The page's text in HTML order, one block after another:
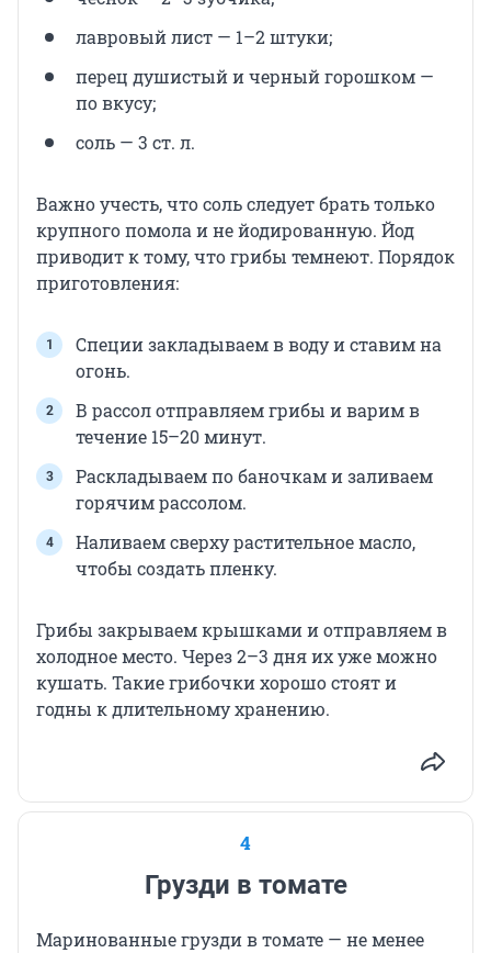
лавровый лист — 1–2 штуки;
перец душистый и черный горошком —
по вкусу;
соль — 3 ст. л.
Важно учесть, что соль следует брать только
крупного помола и не йодированную. Йод
приводит к тому, что грибы темнеют. Порядок
приготовления:
Специи закладываем в воду и ставим на
огонь.
В рассол отправляем грибы и варим в
течение 15–20 минут.
Раскладываем по баночкам и заливаем
горячим рассолом.
Наливаем сверху растительное масло,
чтобы создать пленку.
Грибы закрываем крышками и отправляем в
холодное место. Через 2–3 дня их уже можно
кушать. Такие грибочки хорошо стоят и
годны к длительному хранению.
4
Грузди в томате
Маринованные грузди в томате — не менее